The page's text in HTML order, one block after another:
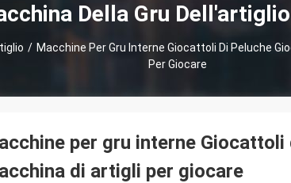
Della Gru
/ Macchine Per Gru Interne Giocattoli Di Peluche
Per Giocare
per gru interne
di artigli per giocare